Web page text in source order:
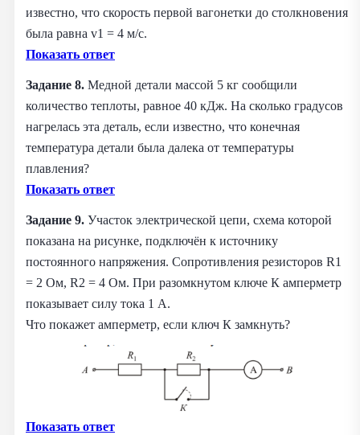
известно, что скорость первой вагонетки до столкновения
была равна v1 = 4 м/с.
Показать ответ
Задание 8. Медной детали массой 5 кг сообщили
количество теплоты, равное 40 кДж. На сколько градусов
нагрелась эта деталь, если известно, что конечная
температура детали была далека от температуры
плавления?
Показать ответ
Задание 9. Участок электрической цепи, схема которой
показана на рисунке, подключён к источнику
постоянного напряжения. Сопротивления резисторов R1
= 2 Ом, R2 = 4 Ом. При разомкнутом ключе К амперметр
показывает силу тока 1 А.
Что покажет амперметр, если ключ К замкнуть?
Показать ответ